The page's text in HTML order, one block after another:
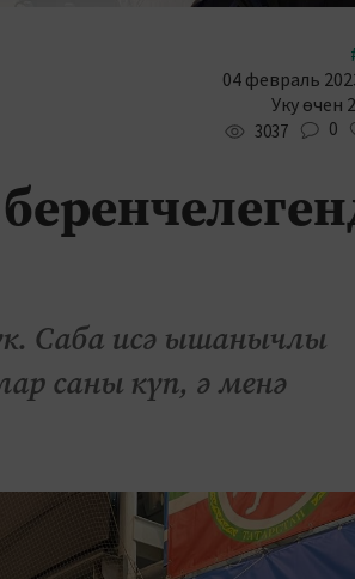
04 февраль
Уку өчен
3037 0
Саба исә ышанычлы
саны күп, ә менә